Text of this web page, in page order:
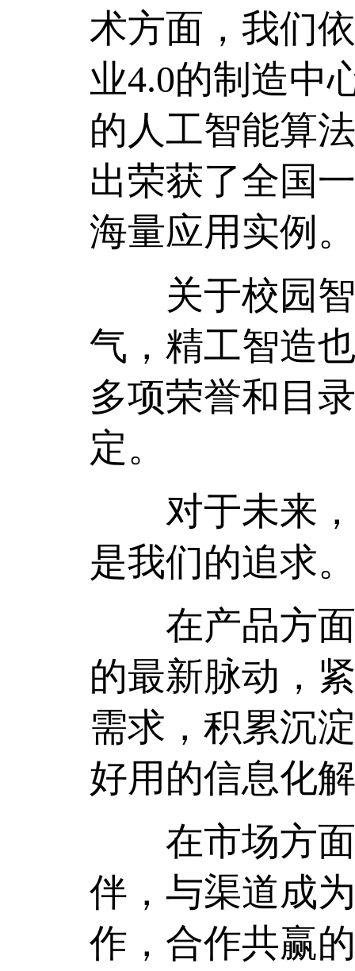
术方面，我们
业4.0的制造中
的人工智能算
出荣获了全国
海量应用实例。
关于校园智
气，精工智造
多项荣誉和目
定。
对于未来，
是我们的追求。
在产品方面
的最新脉动，
需求，积累沉
好用的信息化
在市场方面
伴，与渠道成
作，合作共赢